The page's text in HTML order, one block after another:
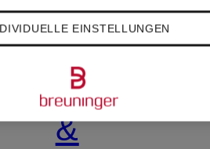
CAIN
Schals
&
EINSTELLUNGEN